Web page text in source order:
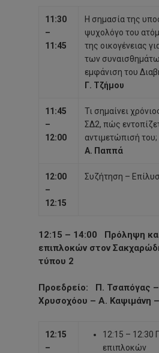
11:30
–
11:45
Η σημασία της
ψυχολόγο του
της οικογένειας
των
εμφάνιση του
Γ. Τζήμου
11:45
–
12:00
Τι σημαίνει
ΣΔ2, πώς
αντιμετώπισή του;
Α. Παππά
12:00
–
12:15
Συζήτηση –
12:15 – 14:00 Πρόληψη
επιπλοκών στον
τύπου 2
Προεδρείο: Π. Τσαπόγας
Χρυσοχόου – Α. Καψιμάνη
12:15
–
12:15 – 12:30
επιπλοκών